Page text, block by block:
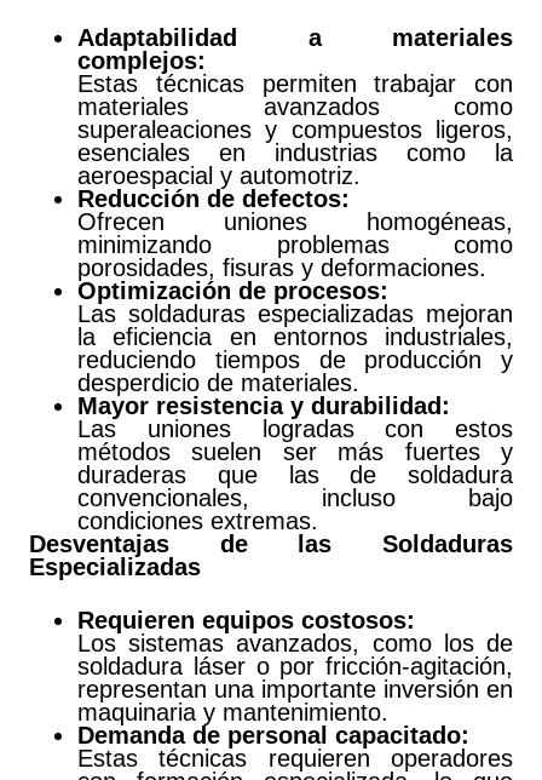
Adaptabilidad a materiales
complejos:
Estas técnicas permiten trabajar con
materiales avanzados como
superaleaciones y compuestos ligeros,
esenciales en industrias como la
aeroespacial y automotriz.
Reducción de defectos:
Ofrecen uniones homogéneas,
minimizando problemas como
porosidades, fisuras y deformaciones.
Optimización de procesos:
Las soldaduras especializadas mejoran
la eficiencia en entornos industriales,
reduciendo tiempos de producción y
desperdicio de materiales.
Mayor resistencia y durabilidad:
Las uniones logradas con estos
métodos suelen ser más fuertes y
duraderas que las de soldadura
convencionales, incluso bajo
condiciones extremas.
Desventajas de las Soldaduras
Especializadas
Requieren equipos costosos:
Los sistemas avanzados, como los de
soldadura láser o por fricción-agitación,
representan una importante inversión en
maquinaria y mantenimiento.
Demanda de personal capacitado:
Estas técnicas requieren operadores